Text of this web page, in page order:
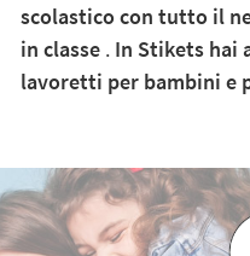
scolastico con tutto il
in classe. In Stikets hai
lavoretti per bambini e